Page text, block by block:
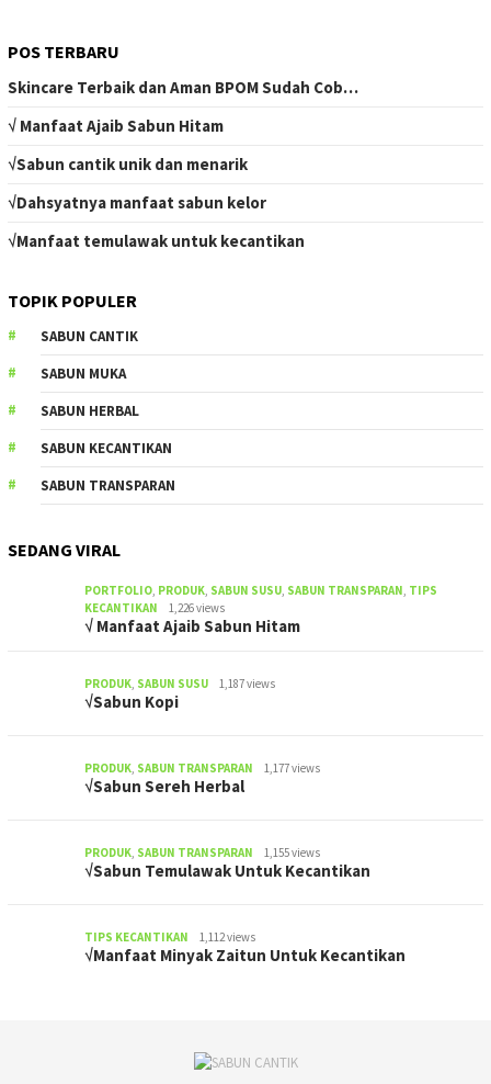
POS TERBARU
Skincare Terbaik dan Aman BPOM Sudah Cob…
√ Manfaat Ajaib Sabun Hitam
√Sabun cantik unik dan menarik
√Dahsyatnya manfaat sabun kelor
√Manfaat temulawak untuk kecantikan
TOPIK POPULER
SABUN CANTIK
SABUN MUKA
SABUN HERBAL
SABUN KECANTIKAN
SABUN TRANSPARAN
SEDANG VIRAL
PORTFOLIO PRODUK SABUN SUSU SABUN TRANSPARAN TIPS
KECANTIKAN
1,226 views
√ Manfaat Ajaib Sabun Hitam
PRODUK SABUN SUSU 1,187 views
√Sabun Kopi
PRODUK SABUN TRANSPARAN 1,177 views
√Sabun Sereh Herbal
PRODUK SABUN TRANSPARAN 1,155 views
√Sabun Temulawak Untuk Kecantikan
TIPS KECANTIKAN 1,112 views
√Manfaat Minyak Zaitun Untuk Kecantikan